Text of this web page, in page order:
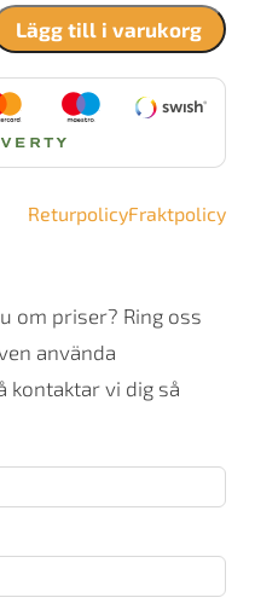
Lägg till i varukorg
ReturpolicyFraktpolicy
om priser? Ring oss
använda
kontaktar vi dig så